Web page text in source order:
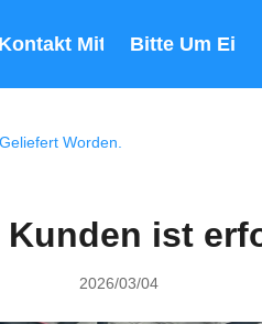
Kontakt Mit UnsBitte Um Ein
Worden.
Kunden ist
2026/03/04